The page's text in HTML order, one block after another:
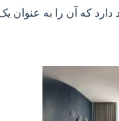
دارد که آن را به